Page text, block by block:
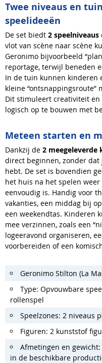
Twee niveaus en
speelideeën
De set biedt 2 speelniveaus
vlot van scène naar scène
Geronimo bijvoorbeeld
reportage, terwijl beneden
In de tuin kunnen kinderen
kleine “ontsnappingsroute”
Dit stimuleert creativiteit
logisch op te bouwen met
Meteen starten en
Dankzij de 2
direct beginnen, zonder
hebt. De set is bovendien
het huis na het spelen
eenvoudig is. Handig voor
vakanties, een middag bij
een weekendtas. Kinderen
mee verzinnen, zoals een
logeeravond organiseren,
voorbereiden of een
Geronimo Stilton (La
Type: Opvouwbare
rollenspel
Speelzones: 2 niveaus
Figuren: 2 kunststof
Afmetingen en
in de beschikbare